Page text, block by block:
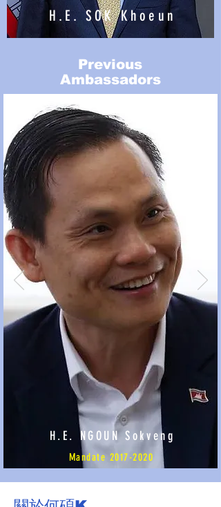
H.E. SOK Khoeun
Previous
Ambassadors
H.E. NGOUN Sokveng
Mandate 2017-2020